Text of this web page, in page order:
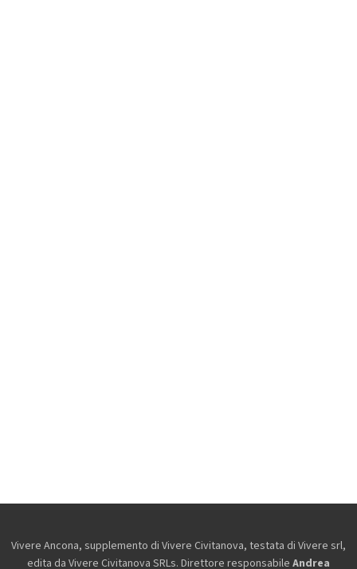
Vivere Ancona, supplemento di Vivere Civitanova, testata di Vivere srl,
edita da Vivere Civitanova SRLs. Direttore responsabile Andrea